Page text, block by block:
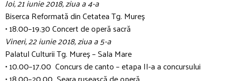
Joi, 21 iunie 2018, ziua a 4-a
Biserca Reformată din Cetatea Tg. Mureș
• 18.00–19.30 Concert de operă sacră
Vineri, 22 iunie 2018, ziua a 5-a
Palatul Culturii Tg. Mureș – Sala Mare
• 10.00–17.00 Concurs de canto – etapa II-a a concursului